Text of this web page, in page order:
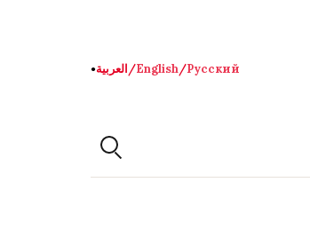
Русский
/
English
/العربية●